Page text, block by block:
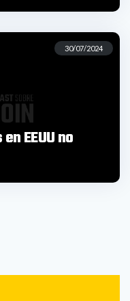
30/07/2024
EEUU no